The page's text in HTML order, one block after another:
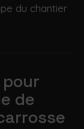
du chantier
de